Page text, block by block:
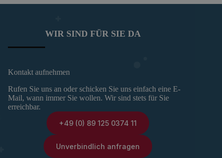
WIR SIND FÜR SIE DA
Kontakt aufnehmen
Rufen Sie uns an oder schicken Sie uns einfach eine E-
Mail, wann immer Sie wollen. Wir sind stets für Sie
erreichbar.
+49 (0) 89 125 0374 11
Unverbindlich anfragen